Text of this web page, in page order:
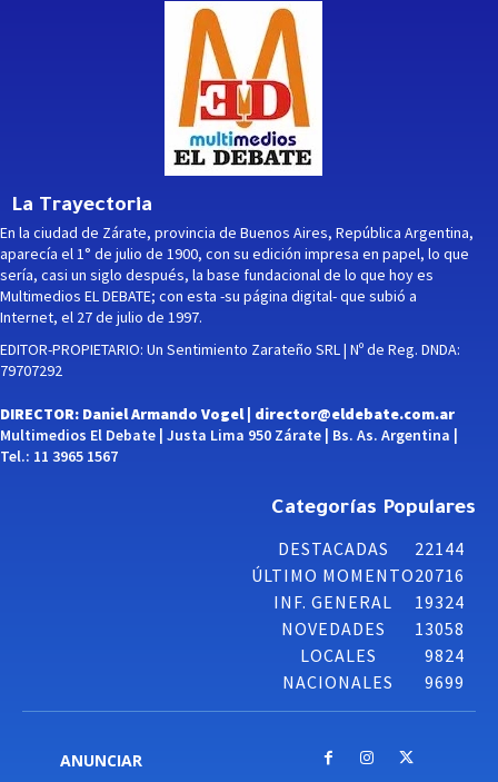
La Trayectoria
En la ciudad de Zárate, provincia de Buenos Aires, República Argentina,
aparecía el 1° de julio de 1900, con su edición impresa en papel, lo que
sería, casi un siglo después, la base fundacional de lo que hoy es
Multimedios EL DEBATE; con esta -su página digital- que subió a
Internet, el 27 de julio de 1997.
EDITOR-PROPIETARIO: Un Sentimiento Zarateño SRL | Nº de Reg. DNDA:
79707292
DIRECTOR: Daniel Armando Vogel | director@eldebate.com.ar
Multimedios El Debate | Justa Lima 950 Zárate | Bs. As. Argentina |
Tel.: 11 3965 1567
Categorías Populares
DESTACADAS
22144
ÚLTIMO MOMENTO20716
INF. GENERAL
19324
NOVEDADES
13058
LOCALES
9824
NACIONALES
9699
ANUNCIAR